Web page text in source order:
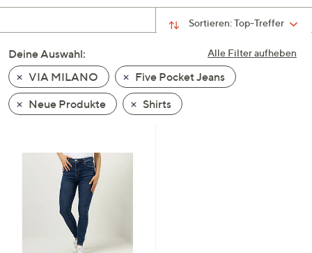
nach
und
nach
unten
oder
wischen
Touch-
Sortieren:Top-Treffer
Alle Filter aufheben
Deine Auswahl:
VIA MILANO
Five Pocket Jeans
Neue Produkte
Shirts